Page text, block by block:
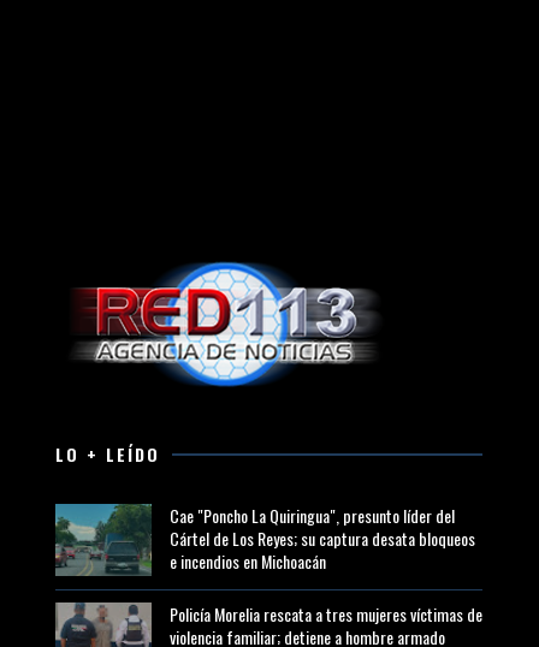
LO + LEÍDO
Cae "Poncho La Quiringua", presunto líder del
Cártel de Los Reyes; su captura desata bloqueos
e incendios en Michoacán
Policía Morelia rescata a tres mujeres víctimas de
violencia familiar; detiene a hombre armado